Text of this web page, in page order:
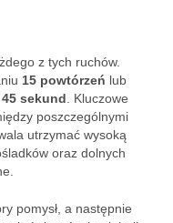
z tych ruchów.
15 powtórzeń lub
45 sekund . Kluczowe
poszczególnymi
utrzymać wysoką
oraz dolnych
pomysł, a następnie